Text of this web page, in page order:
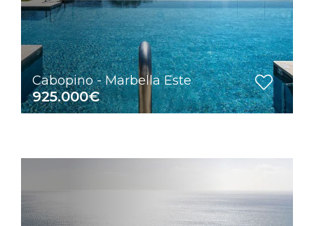
Cabopino - Marbella Este
925.000€